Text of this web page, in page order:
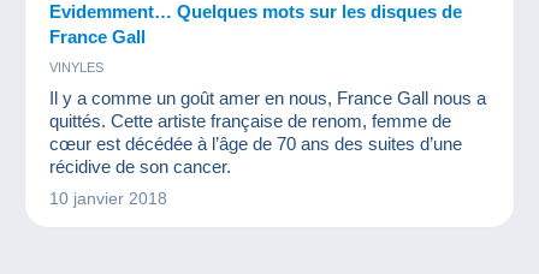
Evidemment… Quelques mots sur les disques de
France Gall
VINYLES
Il y a comme un goût amer en nous, France Gall nous a
quittés. Cette artiste française de renom, femme de
cœur est décédée à l’âge de 70 ans des suites d’une
récidive de son cancer.
10 janvier 2018